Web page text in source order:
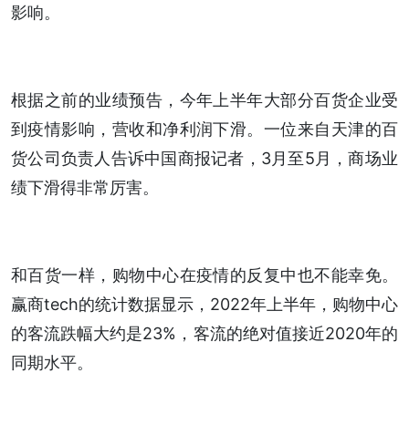
影响。
根据之前的业绩预告，今年上半年大部分百货企业受
到疫情影响，营收和净利润下滑。一位来自天津的百
货公司负责人告诉中国商报记者，3月至5月，商场业
绩下滑得非常厉害。
和百货一样，购物中心在疫情的反复中也不能幸免。
赢商tech的统计数据显示，2022年上半年，购物中心
的客流跌幅大约是23%，客流的绝对值接近2020年的
同期水平。